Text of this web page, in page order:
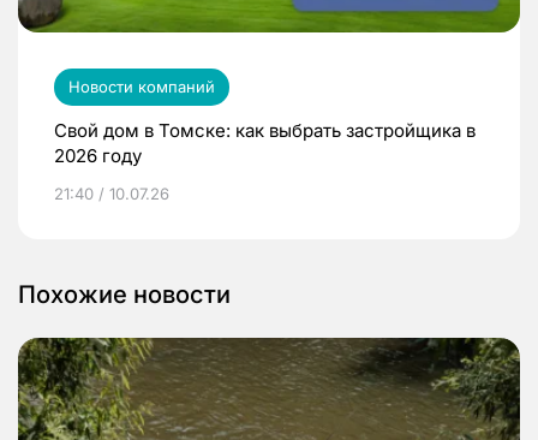
Новости компаний
Свой дом в Томске: как выбрать застройщика в
2026 году
21:40 / 10.07.26
Похожие новости